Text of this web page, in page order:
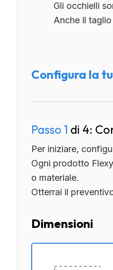
Gli occhielli
Anche il
Configura la
Passo 1 di 4:
Per iniziare,
Ogni prodotto
o materiale.
Otterrai il
Dimensioni
Spedizione
Spedizione